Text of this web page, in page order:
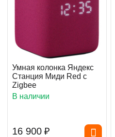
Умная колонка Яндекс
Станция Миди Red с
Zigbee
В наличии
16 900 ₽